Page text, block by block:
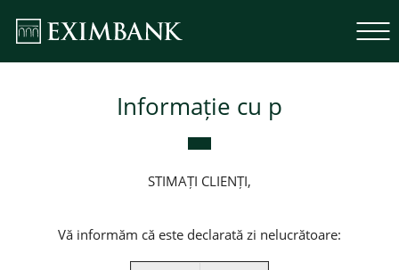
Informație cu p
STIMAȚI CLIENȚI,
Vă informăm că este declarată zi nelucrătoare: